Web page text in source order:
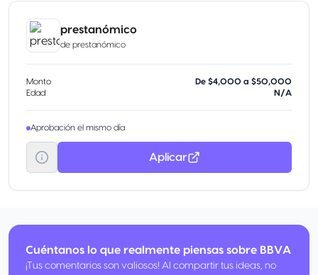
prestanómico
de prestanómico
Monto
De $4,000 a $50,000
Edad
N/A
Aprobación el mismo día
Aplicar
Cuéntanos lo que realmente piensas sobre BBVA
¡Tus comentarios son valiosos! Al compartir tus ideas, no